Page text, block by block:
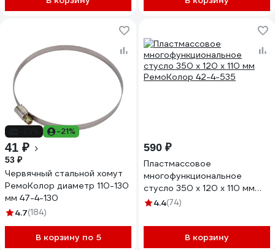
-21%
41 ₽
53 ₽
Червячный стальной хомут
РемоКолор диаметр 110-130
мм 47-4-130
4.7(184)
В корзину по 5
590 ₽
Пластмассовое
многофункциональное
стусло 350 x 120 х 110 мм
РемоКолор 42-4-535
4.4(74)
В корзину